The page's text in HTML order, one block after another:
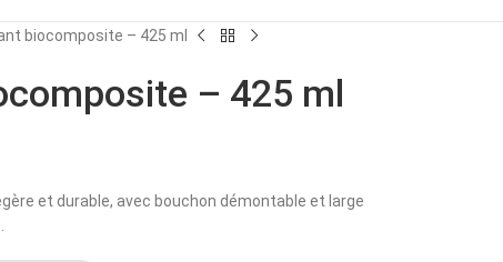
biocomposite – 425 ml
– 425 ml
et durable, avec bouchon démontable et large